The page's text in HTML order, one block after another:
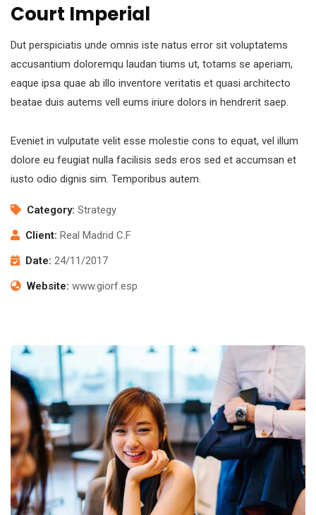
Court Imperial
Dut perspiciatis unde omnis iste natus error sit voluptatems
accusantium doloremqu laudan tiums ut, totams se aperiam,
eaque ipsa quae ab illo inventore veritatis et quasi architecto
beatae duis autems vell eums iriure dolors in hendrerit saep.
Eveniet in vulputate velit esse molestie cons to equat, vel illum
dolore eu feugiat nulla facilisis seds eros sed et accumsan et
iusto odio dignis sim. Temporibus autem.
Category: Strategy
Client: Real Madrid C.F
Date: 24/11/2017
Website: www.giorf.esp